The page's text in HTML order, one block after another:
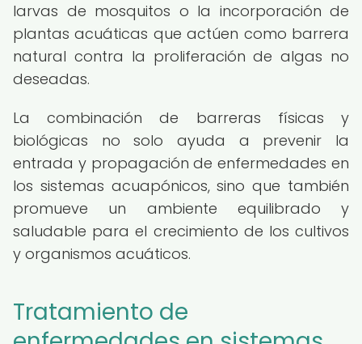
larvas de mosquitos o la incorporación de
plantas acuáticas que actúen como barrera
natural contra la proliferación de algas no
deseadas.
La combinación de barreras físicas y
biológicas no solo ayuda a prevenir la
entrada y propagación de enfermedades en
los sistemas acuapónicos, sino que también
promueve un ambiente equilibrado y
saludable para el crecimiento de los cultivos
y organismos acuáticos.
Tratamiento de